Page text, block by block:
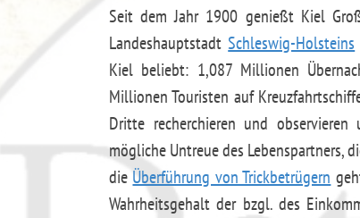
Seit dem Jahr 1900 genießt Kiel
Landeshauptstadt Schleswig-Holsteins
Kiel beliebt: 1,087 Millionen
Millionen Touristen auf
Dritte recherchieren und observieren
mögliche Untreue des Lebenspartners,
die Überführung von Trickbetrügern
Wahrheitsgehalt der bzgl. des